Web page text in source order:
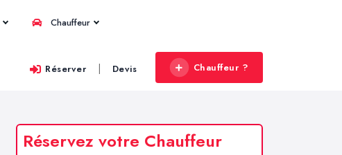
Chauffeur
Réserver | Devis Chauffeur ?
Réservez votre Chauffeur